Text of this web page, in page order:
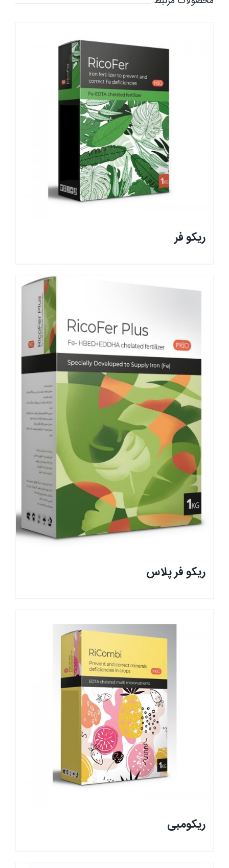
ریکو فر
ریکو فر پلاس
ریکومبی